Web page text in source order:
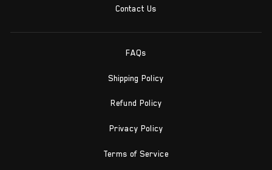
Contact Us
FAQs
Shipping Policy
Refund Policy
Privacy Policy
Terms of Service